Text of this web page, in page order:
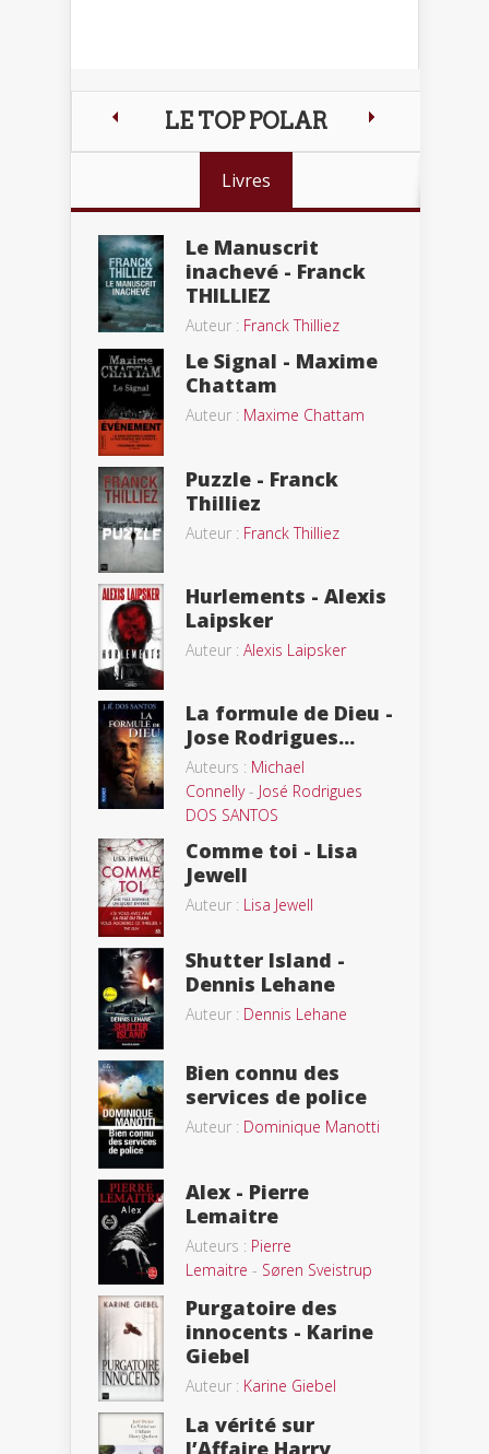
LE TOP POLAR
Livres
Le Manuscrit
inachevé - Franck
THILLIEZ
Auteur : Franck Thilliez
Le Signal - Maxime
Chattam
Auteur : Maxime Chattam
Puzzle - Franck
Thilliez
Auteur : Franck Thilliez
Hurlements - Alexis
Laipsker
Auteur : Alexis Laipsker
La formule de Dieu -
Jose Rodrigues...
Auteurs : Michael
Connelly- José Rodrigues
DOS SANTOS
Comme toi - Lisa
Jewell
Auteur : Lisa Jewell
Shutter Island -
Dennis Lehane
Auteur : Dennis Lehane
Bien connu des
services de police
Auteur : Dominique Manotti
Alex - Pierre
Lemaitre
Auteurs : Pierre
Lemaitre - Søren Sveistrup
Purgatoire des
innocents - Karine
Giebel
Auteur : Karine Giebel
La vérité sur